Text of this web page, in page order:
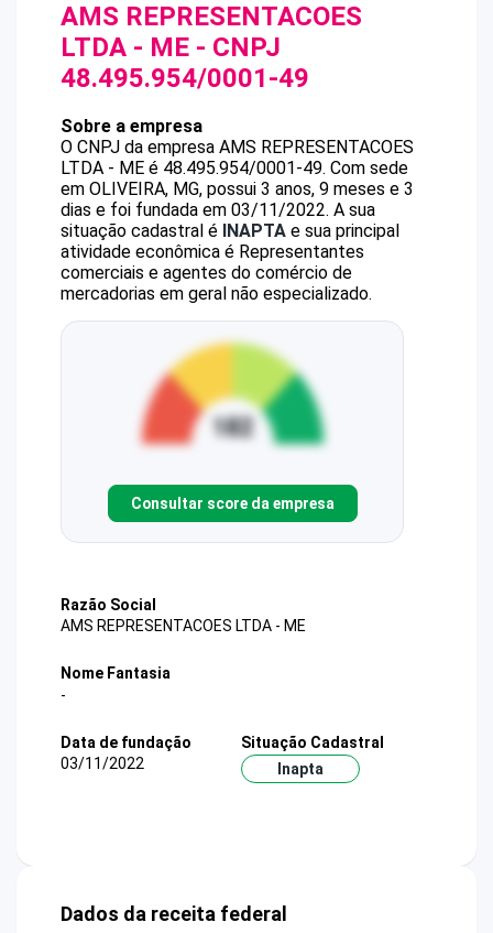
AMS REPRESENTACOES
LTDA - ME - CNPJ
48.495.954/0001-49
Sobre a empresa
O CNPJ da empresa AMS REPRESENTACOES
LTDA - ME é 48.495.954/0001-49. Com sede
em OLIVEIRA, MG, possui 3 anos, 9 meses e 3
dias e foi fundada em 03/11/2022. A sua
situação cadastral é INAPTA e sua principal
atividade econômica é Representantes
comerciais e agentes do comércio de
mercadorias em geral não especializado.
Consultar score da empresa
Razão Social
AMS REPRESENTACOES LTDA - ME
Nome Fantasia
-
Data de fundação
03/11/2022
Situação Cadastral
Inapta
Dados da receita federal